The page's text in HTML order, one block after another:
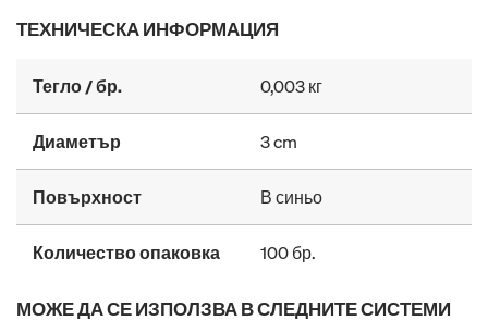
ТЕХНИЧЕСКА ИНФОРМАЦИЯ
Тегло / бр. 0,003 кг
Диаметър 3 cm
Повърхност В синьо
Количество опаковка 100 бр.
МОЖЕ ДА СЕ ИЗПОЛЗВА В СЛЕДНИТЕ СИСТЕМИ